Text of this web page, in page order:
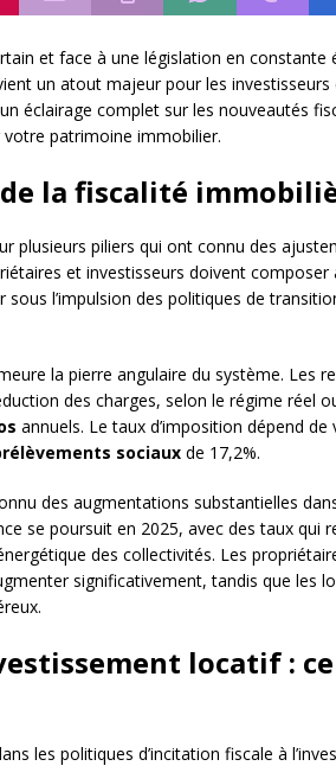
et face à une législation en constante
un atout majeur pour les
éclairage complet sur les nouveautés
patrimoine immobilier.
la fiscalité
plusieurs piliers qui ont connu des
et investisseurs doivent composer
sous l’impulsion des politiques de
la pierre angulaire du système. Les
des charges, selon le régime réel
annuels. Le taux d’imposition dépend
sociaux de 17,2%.
des augmentations substantielles
se poursuit en 2025, avec des taux qui
des collectivités. Les
significativement, tandis que les
locatif :
les politiques d’incitation fiscale à